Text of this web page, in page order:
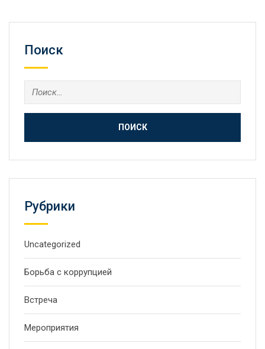
Поиск
Найти:
Рубрики
Uncategorized
Борьба с коррупцией
Встреча
Мероприятия